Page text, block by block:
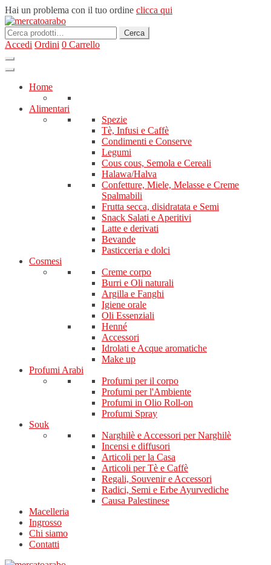
Hai un problema con il tuo ordine clicca qui
Cerca: Cerca
Accedi Ordini 0 Carrello
Home
Alimentari
Spezie
Tè, Infusi e Caffè
Condimenti e Conserve
Legumi
Cous cous, Semola e Cereali
Halawa/Halva
Confetture, Miele, Melasse e Creme
Spalmabili
Frutta secca, disidratata e Semi
Snack Salati e Aperitivi
Latte e derivati
Bevande
Pasticceria e dolci
Cosmesi
Creme corpo
Burri e Oli naturali
Argilla e Fanghi
Igiene orale
Oli Essenziali
Henné
Accessori
Idrolati e Acque aromatiche
Make up
Profumi Arabi
Profumi per il corpo
Profumi per l'Ambiente
Profumi in Olio Roll-on
Profumi Spray
Souk
Narghilè e Accessori per Narghilè
Incensi e diffusori
Articoli per la Casa
Articoli per Tè e Caffè
Regali, Souvenir e Accessori
Radici, Semi e Erbe Ayurvediche
Causa Palestinese
Macelleria
Ingrosso
Chi siamo
Contatti